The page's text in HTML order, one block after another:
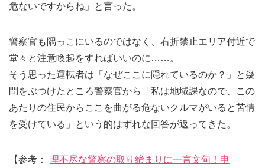
危ないですからね」と言った。
警察官も隅っこにいるのではなく、右折禁止エリア付近で
堂々と注意喚起をすればいいのに……。
そう思った運転者は「なぜここに隠れているのか？」と疑
問をぶつけたところ警察官から「私は地域課なので、この
あたりの住民からここを曲がる危ないクルマがいると苦情
を受けている」という的はずれな回答が返ってきた。
【参考：
理不尽な警察の取り締まりに一言文句！申